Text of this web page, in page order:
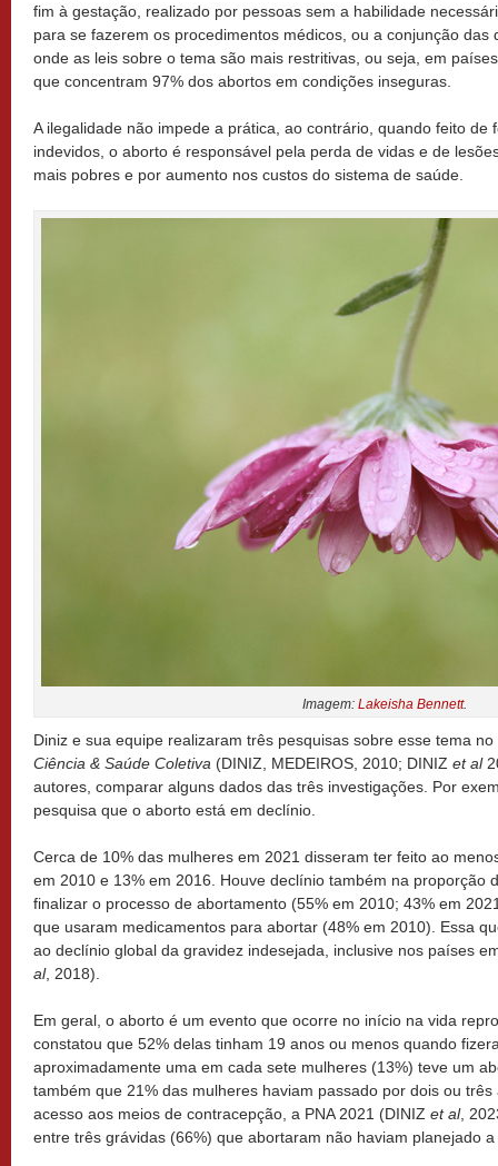
fim à gestação, realizado por pessoas sem a habilidade
para se fazerem os procedimentos médicos, ou a conjunção das
onde as leis sobre o tema são mais restritivas, ou seja, em
que concentram 97% dos abortos em condições inseguras.
A ilegalidade não impede a prática, ao contrário, quando feito de
indevidos, o aborto é responsável pela perda de vidas e de
mais pobres e por aumento nos custos do sistema de saúde.
Imagem: Lakeisha Bennett.
Diniz e sua equipe realizaram três pesquisas sobre esse tema
Ciência & Saúde Coletiva (DINIZ, MEDEIROS, 2010; DINIZ et al
autores, comparar alguns dados das três investigações. Por
pesquisa que o aborto está em declínio.
Cerca de 10% das mulheres em 2021 disseram ter feito ao
em 2010 e 13% em 2016. Houve declínio também na proporção
finalizar o processo de abortamento (55% em 2010; 43% em
que usaram medicamentos para abortar (48% em 2010). Essa
ao declínio global da gravidez indesejada, inclusive nos países
al, 2018).
Em geral, o aborto é um evento que ocorre no início na vida
constatou que 52% delas tinham 19 anos ou menos quando
aproximadamente uma em cada sete mulheres (13%) teve um
também que 21% das mulheres haviam passado por dois ou
acesso aos meios de contracepção, a PNA 2021 (DINIZ et al,
entre três grávidas (66%) que abortaram não haviam planejado